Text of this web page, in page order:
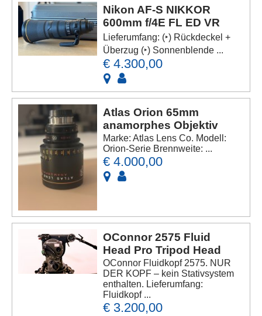
Nikon AF-S NIKKOR
600mm f/4E FL ED VR
Lieferumfang: (‣) Rückdeckel +
Überzug (‣) Sonnenblende ...
€ 4.300,00
Atlas Orion 65mm
anamorphes Objektiv
Marke: Atlas Lens Co. Modell:
Orion-Serie Brennweite: ...
€ 4.000,00
OConnor 2575 Fluid
Head Pro Tripod Head
OConnor Fluidkopf 2575. NUR
DER KOPF – kein Stativsystem
enthalten. Lieferumfang:
Fluidkopf ...
€ 3.200,00